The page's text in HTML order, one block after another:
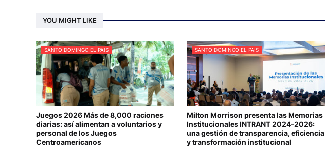
YOU MIGHT LIKE
SANTO DOMINGO EL PAIS
Juegos 2026 Más de 8,000 raciones
diarias: así alimentan a voluntarios y
personal de los Juegos
Centroamericanos
SANTO DOMINGO EL PAIS
Milton Morrison presenta las Memorias
Institucionales INTRANT 2024–2026:
una gestión de transparencia, eficiencia
y transformación institucional